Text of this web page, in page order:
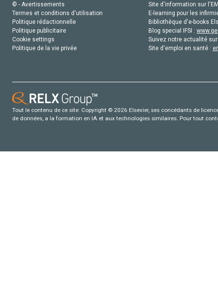
© - Avertissements
Termes et conditions d'utilisation
Politique rédactionnelle
Politique publicitaire
Cookie settings
Politique de la vie privée
Site d'information sur
E-learning pour les
Bibliothèque d'e-books
Blog special IFSI :
Suivez notre actualité
Site d'emploi en santé :
Tout le contenu de ce site: Copyright © 2026 Elsevier, ses concédants de
de données, a la formation en IA et aux technologies similaires. Pour tout